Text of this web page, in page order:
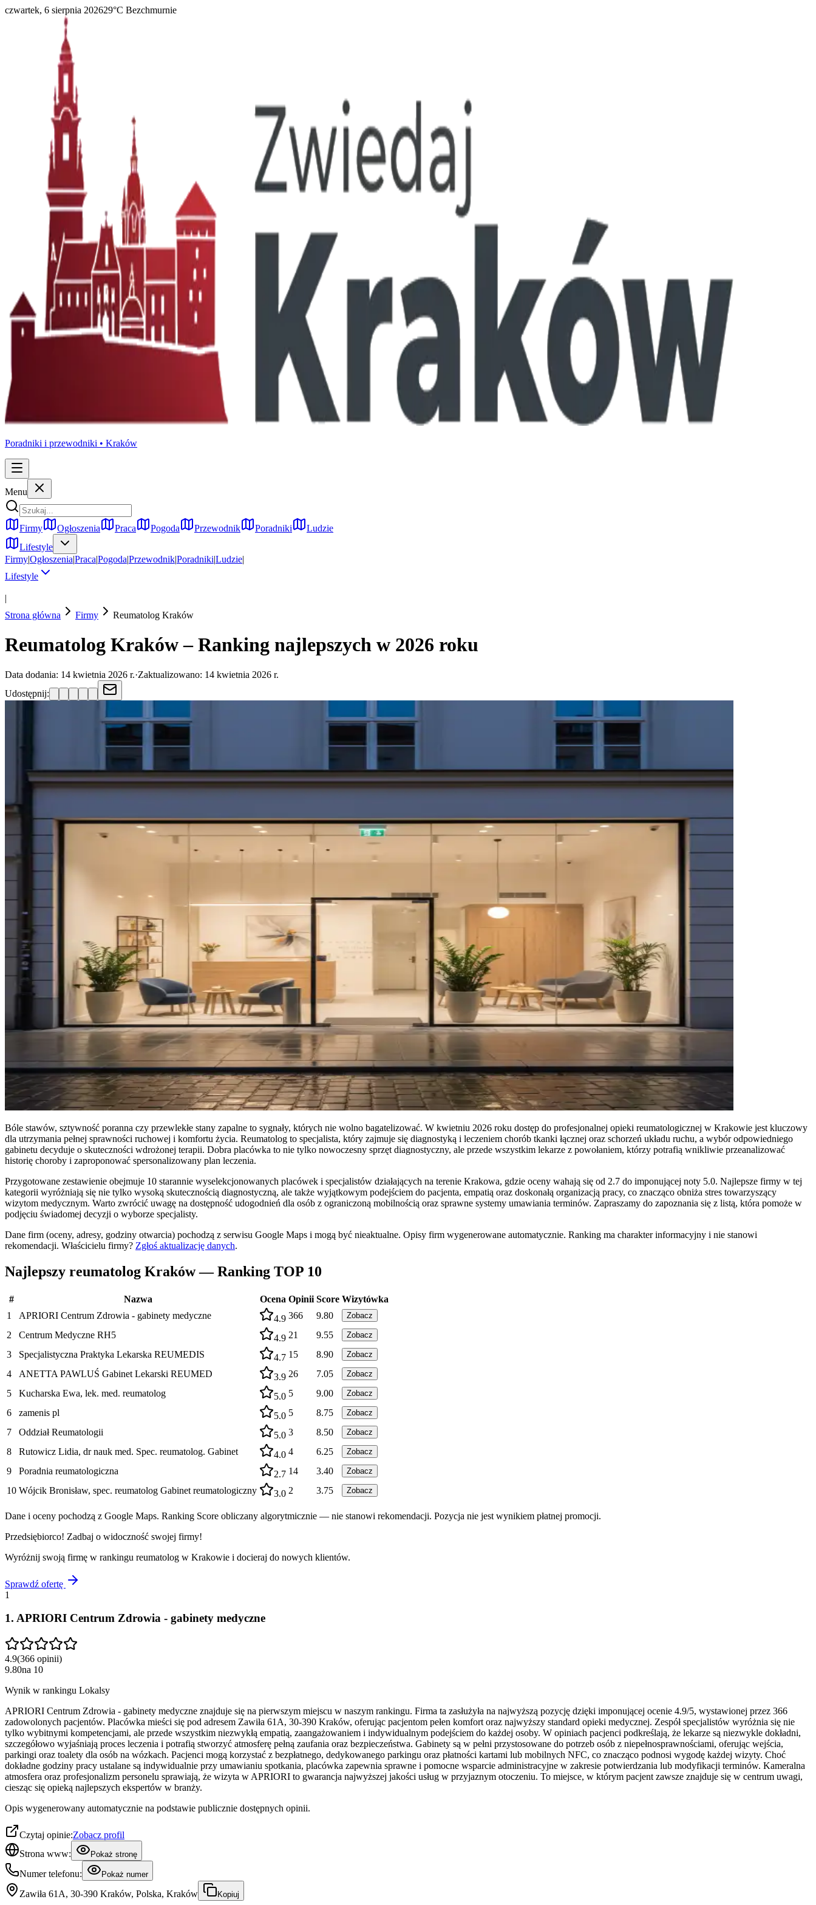
czwartek, 6 sierpnia 202629°C Bezchmurnie
Poradniki i przewodniki • Kraków
Menu
Firmy Ogłoszenia Praca Pogoda Przewodnik Poradniki
Ludzie
Lifestyle
Firmy|Ogłoszenia|Praca|Pogoda|Przewodnik|Poradniki|Ludzie|
Lifestyle
|
Strona główna
Firmy Reumatolog Kraków
Reumatolog Kraków – Ranking najlepszych w 2026 roku
Data dodania: 14 kwietnia 2026 r.·Zaktualizowano: 14 kwietnia 2026 r.
Udostępnij:
Bóle stawów, sztywność poranna czy przewlekłe stany zapalne to sygnały, których nie wolno bagatelizować. W kwietniu 2026 roku dostęp do profesjonalnej opieki reumatologicznej w Krakowie jest kluczowy
dla utrzymania pełnej sprawności ruchowej i komfortu życia. Reumatolog to specjalista, który zajmuje się diagnostyką i leczeniem chorób tkanki łącznej oraz schorzeń układu ruchu, a wybór odpowiedniego
gabinetu decyduje o skuteczności wdrożonej terapii. Dobra placówka to nie tylko nowoczesny sprzęt diagnostyczny, ale przede wszystkim lekarze z powołaniem, którzy potrafią wnikliwie przeanalizować
historię choroby i zaproponować spersonalizowany plan leczenia.
Przygotowane zestawienie obejmuje 10 starannie wyselekcjonowanych placówek i specjalistów działających na terenie Krakowa, gdzie oceny wahają się od 2.7 do imponującej noty 5.0. Najlepsze firmy w tej
kategorii wyróżniają się nie tylko wysoką skutecznością diagnostyczną, ale także wyjątkowym podejściem do pacjenta, empatią oraz doskonałą organizacją pracy, co znacząco obniża stres towarzyszący
wizytom medycznym. Warto zwrócić uwagę na dostępność udogodnień dla osób z ograniczoną mobilnością oraz sprawne systemy umawiania terminów. Zapraszamy do zapoznania się z listą, która pomoże w
podjęciu świadomej decyzji o wyborze specjalisty.
Dane firm (oceny, adresy, godziny otwarcia) pochodzą z serwisu Google Maps i mogą być nieaktualne. Opisy firm wygenerowane automatycznie. Ranking ma charakter informacyjny i nie stanowi
rekomendacji. Właścicielu firmy? Zgłoś aktualizację danych.
Najlepszy reumatolog Kraków — Ranking TOP 10
# Nazwa Ocena Opinii Score Wizytówka
1
APRIORI Centrum Zdrowia - gabinety medyczne 4.9 366 9.80 Zobacz
2 Centrum Medyczne RH5 4.9 21 9.55 Zobacz
3 Specjalistyczna Praktyka Lekarska REUMEDIS 4.7 15 8.90 Zobacz
4 ANETTA PAWLUŚ Gabinet Lekarski REUMED 3.9 26 7.05 Zobacz
5 Kucharska Ewa, lek. med. reumatolog 5.0 5 9.00 Zobacz
6 zamenis pl 5.0 5 8.75 Zobacz
7 Oddział Reumatologii 5.0 3 8.50 Zobacz
8 Rutowicz Lidia, dr nauk med. Spec. reumatolog. Gabinet 4.0 4 6.25 Zobacz
9 Poradnia reumatologiczna 2.7 14 3.40 Zobacz
10 Wójcik Bronisław, spec. reumatolog Gabinet reumatologiczny 3.0 2 3.75 Zobacz
Dane i oceny pochodzą z Google Maps. Ranking Score obliczany algorytmicznie — nie stanowi rekomendacji. Pozycja nie jest wynikiem płatnej promocji.
Przedsiębiorco! Zadbaj o widoczność swojej firmy!
Wyróżnij swoją firmę w rankingu reumatolog w Krakowie i docieraj do nowych klientów.
Sprawdź ofertę
1
1. APRIORI Centrum Zdrowia - gabinety medyczne
4.9(366 opinii)
9.80na 10
Wynik w rankingu Lokalsy
APRIORI Centrum Zdrowia - gabinety medyczne znajduje się na pierwszym miejscu w naszym rankingu. Firma ta zasłużyła na najwyższą pozycję dzięki imponującej ocenie 4.9/5, wystawionej przez 366
zadowolonych pacjentów. Placówka mieści się pod adresem Zawiła 61A, 30-390 Kraków, oferując pacjentom pełen komfort oraz najwyższy standard opieki medycznej. Zespół specjalistów wyróżnia się nie
tylko wybitnymi kompetencjami, ale przede wszystkim niezwykłą empatią, zaangażowaniem i indywidualnym podejściem do każdej osoby. W opiniach pacjenci podkreślają, że lekarze są niezwykle dokładni,
szczegółowo wyjaśniają proces leczenia i potrafią stworzyć atmosferę pełną zaufania oraz bezpieczeństwa. Gabinety są w pełni przystosowane do potrzeb osób z niepełnosprawnościami, oferując wejścia,
parkingi oraz toalety dla osób na wózkach. Pacjenci mogą korzystać z bezpłatnego, dedykowanego parkingu oraz płatności kartami lub mobilnych NFC, co znacząco podnosi wygodę każdej wizyty. Choć
dokładne godziny pracy ustalane są indywidualnie przy umawianiu spotkania, placówka zapewnia sprawne i pomocne wsparcie administracyjne w zakresie potwierdzania lub modyfikacji terminów. Kameralna
atmosfera oraz profesjonalizm personelu sprawiają, że wizyta w APRIORI to gwarancja najwyższej jakości usług w przyjaznym otoczeniu. To miejsce, w którym pacjent zawsze znajduje się w centrum uwagi,
ciesząc się opieką najlepszych ekspertów w branży.
Opis wygenerowany automatycznie na podstawie publicznie dostępnych opinii.
Czytaj opinie:Zobacz profil
Strona www:
Pokaż stronę
Numer telefonu: Pokaż numer
Zawiła 61A, 30-390 Kraków, Polska, Kraków Kopiuj